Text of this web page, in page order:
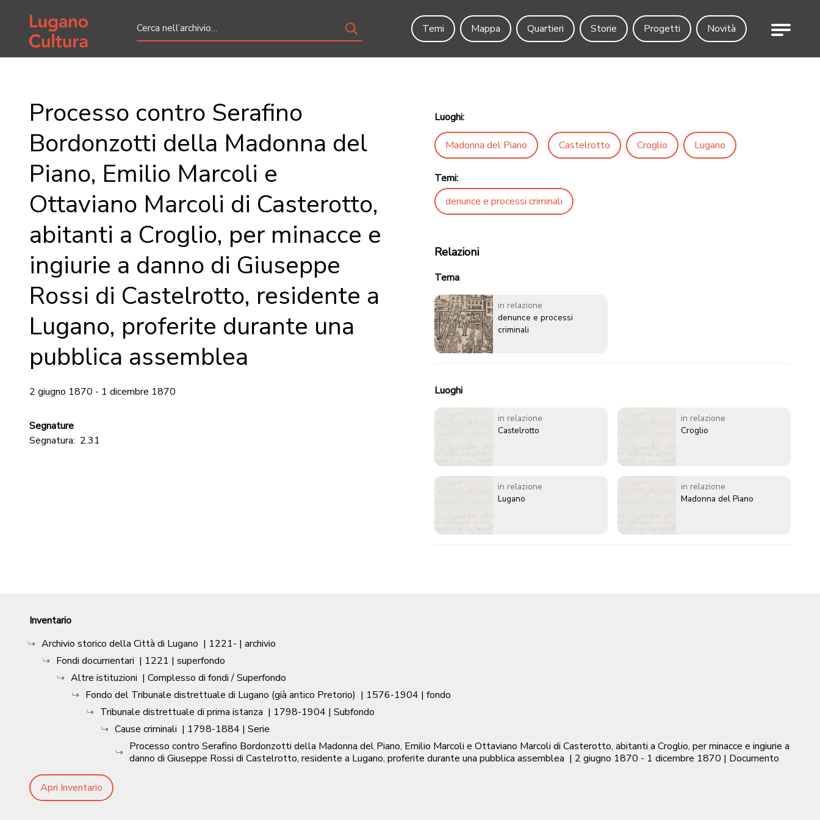
Home page
Temi
Mappa Quartieri Storie Progetti Novità Menu
Processo contro Serafino
Bordonzotti della Madonna del
Piano, Emilio Marcoli e
Ottaviano Marcoli di Casterotto,
abitanti a Croglio, per minacce e
ingiurie a danno di Giuseppe
Rossi di Castelrotto, residente a
Lugano, proferite durante una
pubblica assemblea
2 giugno 1870 - 1 dicembre 1870
Segnature
Segnatura: 2.31
Luoghi:
Madonna del Piano Castelrotto Croglio Lugano
Temi:
denunce e processi criminali
Relazioni
Tema
in relazione
denunce e processi
criminali
Luoghi
in relazione
Castelrotto
in relazione
Croglio
in relazione
Lugano
in relazione
Madonna del Piano
Inventario
Archivio storico della Città di Lugano | 1221- | archivio
Fondi documentari | 1221 | superfondo
Altre istituzioni | Complesso di fondi / Superfondo
Fondo del Tribunale distrettuale di Lugano (già antico Pretorio) | 1576-1904 | fondo
Tribunale distrettuale di prima istanza | 1798-1904 | Subfondo
Cause criminali | 1798-1884 | Serie
Processo contro Serafino Bordonzotti della Madonna del Piano, Emilio Marcoli e Ottaviano Marcoli di Casterotto, abitanti a Croglio, per minacce e ingiurie a
danno di Giuseppe Rossi di Castelrotto, residente a Lugano, proferite durante una pubblica assemblea | 2 giugno 1870 - 1 dicembre 1870 | Documento
Apri Inventario